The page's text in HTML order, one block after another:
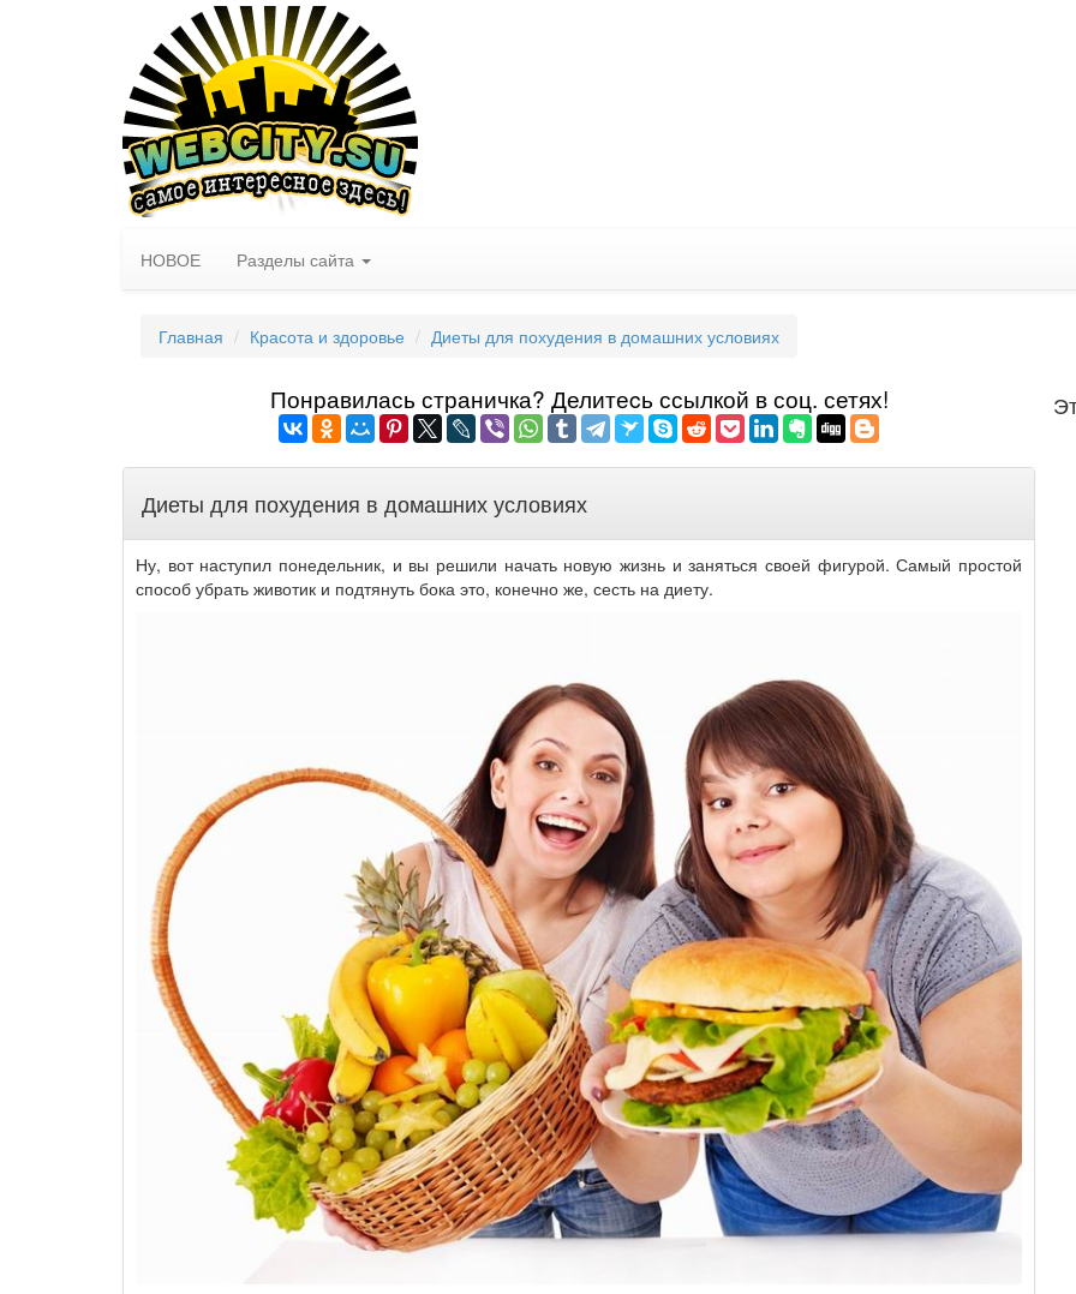
НОВОЕ Разделы сайта
Главная Красота и здоровье Диеты для похудения в домашних условиях
Понравилась страничка? Делитеcь ссылкой в соц. сетях!
Диеты для похудения в домашних условиях
Ну, вот наступил понедельник, и вы решили начать новую жизнь и заняться своей фигурой. Самый простой
способ убрать животик и подтянуть бока это, конечно же, сесть на диету.